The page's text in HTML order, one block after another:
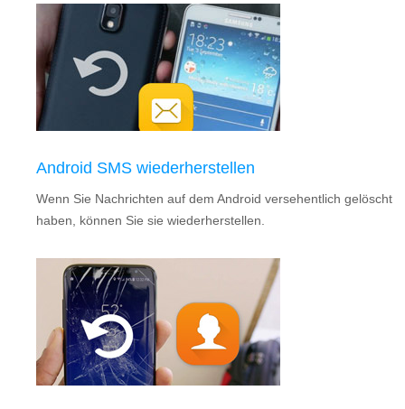
Android SMS wiederherstellen
Wenn Sie Nachrichten auf dem Android versehentlich gelöscht
haben, können Sie sie wiederherstellen.